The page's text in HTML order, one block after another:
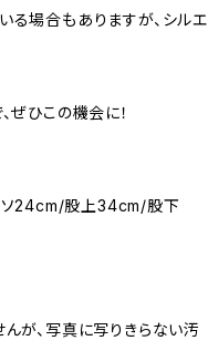
る場合もありますが、シルエ
ぜひこの機会に！
ソ24cm/股上34cm/股下
が、写真に写りきらない汚